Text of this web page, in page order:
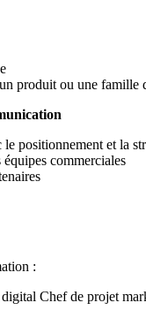
produit ou une famille
positionnement et la
commerciales
l’expérience client
:
Chef de projet